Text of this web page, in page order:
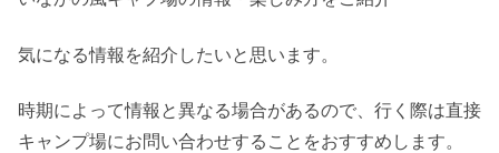
気になる情報を紹介したいと思います。
時期によって情報と異なる場合があるので、行く際は直接
キャンプ場にお問い合わせすることをおすすめします。